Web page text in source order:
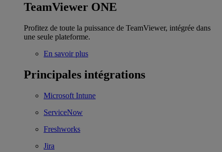
TeamViewer ONE
Profitez de toute la puissance de TeamViewer, intégrée dans
une seule plateforme.
En savoir plus
Principales intégrations
Microsoft Intune
ServiceNow
Freshworks
Jira